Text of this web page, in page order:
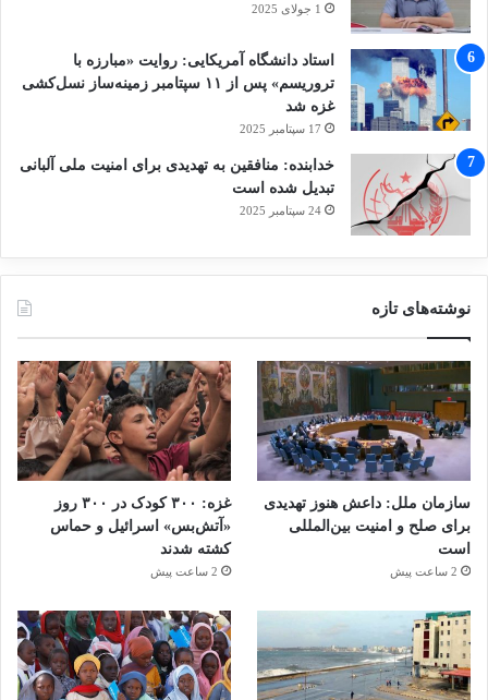
1 جولای 2025
استاد دانشگاه آمریکایی: روایت «مبارزه با
تروریسم» پس از ۱۱ سپتامبر زمینه‌ساز نسل‌کشی
غزه شد
17 سپتامبر 2025
خدابنده: منافقین به تهدیدی برای امنیت ملی آلبانی
تبدیل شده است
24 سپتامبر 2025
نوشته‌های تازه
سازمان ملل: داعش هنوز تهدیدی
برای صلح و امنیت بین‌المللی
است
2 ساعت پیش
غزه: ۳۰۰ کودک در ۳۰۰ روز
«آتش‌بس» اسرائیل و حماس
کشته شدند
2 ساعت پیش